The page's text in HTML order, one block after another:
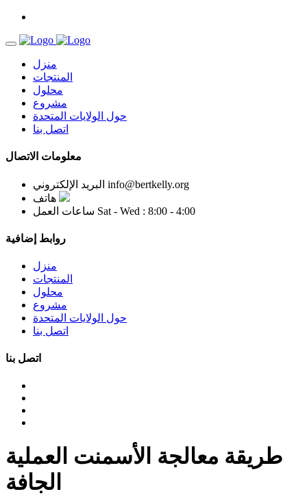
منزل
المنتجات
محلول
مشروع
حول الولايات المتحدة
اتصل بنا
معلومات الاتصال
البريد الإلكتروني info@bertkelly.org
هاتف
ساعات العمل Sat - Wed : 8:00 - 4:00
روابط إضافية
منزل
المنتجات
محلول
مشروع
حول الولايات المتحدة
اتصل بنا
اتصل بنا
طريقة معالجة الأسمنت العملية
الجافة